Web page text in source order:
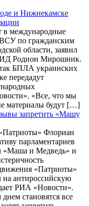
и Нижнекамске
в международные
ВСУ по гражданским
области, заявил
Родион Мирошник.
БПЛА украинских
передадут
«Все, что мы
материалы будут […]
запретить «Машу
Флориан
парламентариев
«Маша и Медведь» и
«Патриоты»
антироссийскую
РИА «Новости».
становятся все